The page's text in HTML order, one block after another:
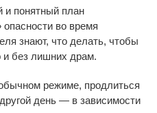
и понятный план
опасности во время
знают, что делать, чтобы
и без лишних драм.
режиме, продлиться
другой день — в зависимости